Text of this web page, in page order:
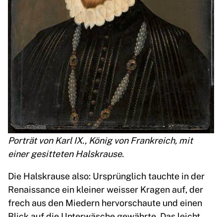
Porträt von Karl IX., König von Frankreich, mit
einer gesitteten Halskrause.
Die Halskrause also: Ursprünglich tauchte in der
Renaissance ein kleiner weisser Kragen auf, der
frech aus den Miedern hervorschaute und einen